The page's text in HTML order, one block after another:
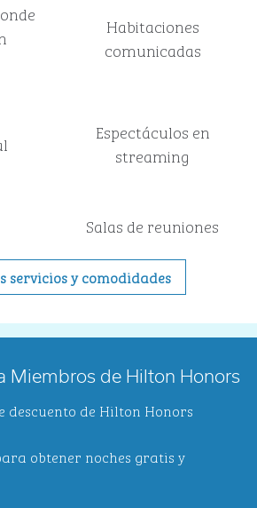
Habitaciones
comunicadas
Espectáculos en
streaming
Salas de reuniones
servicios y comodidades
Miembros de Hilton Honors
descuento de Hilton Honors
obtener noches gratis y